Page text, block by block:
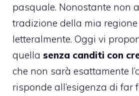
pasquale. Nonostante non
tradizione della mia
letteralmente. Oggi vi
quella senza canditi con
che non sarà esattamente
risponde all’esigenza di far